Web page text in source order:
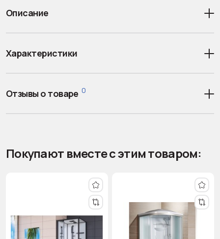
Описание
Характеристики
Отзывы о товаре 0
Покупают вместе с этим товаром: